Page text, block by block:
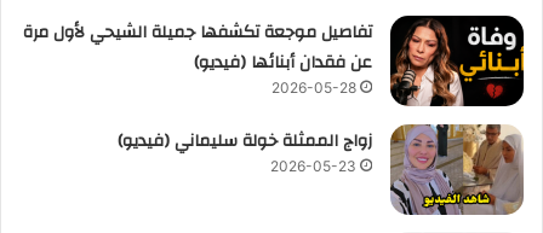
تفاصيل موجعة تكشفها جميلة الشيحي لأول مرة
عن فقدان أبنائها (فيديو)
2026-05-28
زواج الممثلة خولة سليماني (فيديو)
2026-05-23